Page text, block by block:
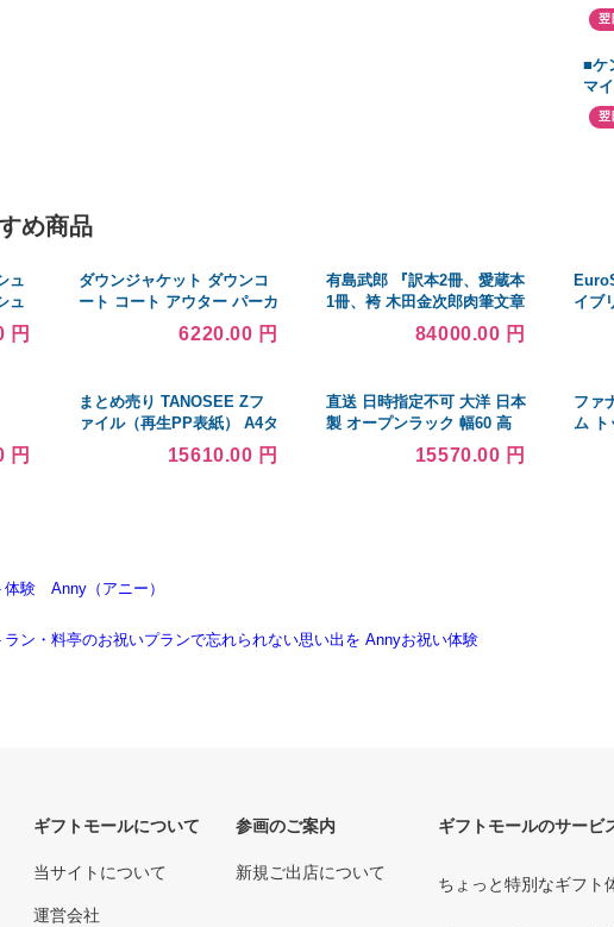
二
ダ
翌
■ケ
マ
プ翌
め商品
ュ
ュ
L
円
ダウンジャケット ダウンコ
ート コート アウター パーカ
モッズコート レディース フ
ード付き ミドル丈 防風 防寒
6220.00 円
有島武郎 『訳本2冊、愛蔵本
1冊、袴 木田金次郎肉筆文章
付き』 - 北海道画廊
84000.00 円
イブ
ア
円
まとめ売り TANOSEE Zフ
ァイル（再生PP表紙） A4タ
テ 100枚収容 背幅17mm ピ
ンク 1セット（10冊） ×10セ
15610.00 円
直送 日時指定不可 大洋 日本
製 オープンラック 幅60 高
さ200cm ライトナチュラル
カラーラック NC2060 沖
15570.00 円
ファ
ム ト
ギフトモールについて
当サイトについて
運営会社
参画のご案内
新規ご出店について
ギフトモールのサービ
ちょっと特別なギフト